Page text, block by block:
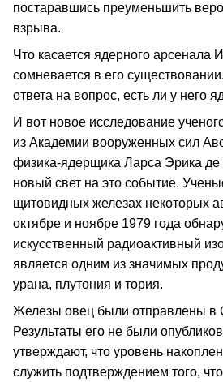
постаравшись преуменьшить
взрыва.
Что касается ядерного арсенала
сомневается в его
ответа на вопрос, есть ли у него
И вот новое исследование
из Академии вооруженных сил
физика-ядерщика Ларса Эрика де
новый свет на это событие.
щитовидных железах некоторых
октябре и ноябре 1979 года
искусственный радиоактивный
является одним из значимых
урана, плутония и тория.
Железы овец были отправлены в
Результаты его не были
утверждают, что уровень
служить подтверждением того,